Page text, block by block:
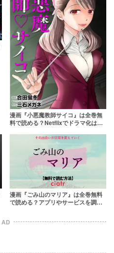
漫画『小悪魔教師サイコ』は全巻無
料で読める？Netflixでドラマ化は本
漫画『ごみ山のマリア』は全巻無料
で読める？アプリやサービスを調
AD